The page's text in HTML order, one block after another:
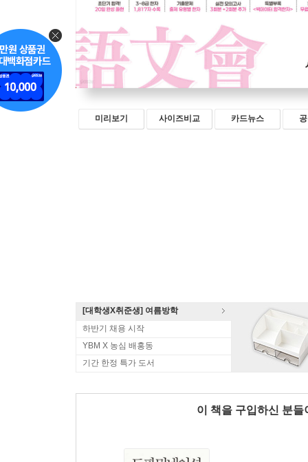
미리보기 사이즈비교 카드뉴스
[대학생X취준생] 여름방학
하반기 채용 시작
YBM X 농심 배홍동
기간 한정 특가 도서
이 책을 구입하신 분